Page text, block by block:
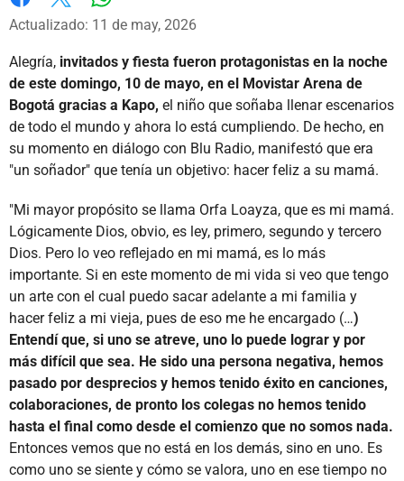
Facebook
X
Actualizado: 11 de may, 2026
Alegría, invitados y fiesta fueron protagonistas en la noche
de este domingo, 10 de mayo, en el Movistar Arena de
Bogotá gracias a Kapo, el niño que soñaba llenar escenarios
de todo el mundo y ahora lo está cumpliendo. De hecho, en
su momento en diálogo con Blu Radio, manifestó que era
"un soñador" que tenía un objetivo: hacer feliz a su mamá.
"Mi mayor propósito se llama Orfa Loayza, que es mi mamá.
Lógicamente Dios, obvio, es ley, primero, segundo y tercero
Dios. Pero lo veo reflejado en mi mamá, es lo más
importante. Si en este momento de mi vida si veo que tengo
un arte con el cual puedo sacar adelante a mi familia y
hacer feliz a mi vieja, pues de eso me he encargado (…)
Entendí que, si uno se atreve, uno lo puede lograr y por
más difícil que sea. He sido una persona negativa, hemos
pasado por desprecios y hemos tenido éxito en canciones,
colaboraciones, de pronto los colegas no hemos tenido
hasta el final como desde el comienzo que no somos nada.
Entonces vemos que no está en los demás, sino en uno. Es
como uno se siente y cómo se valora, uno en ese tiempo no